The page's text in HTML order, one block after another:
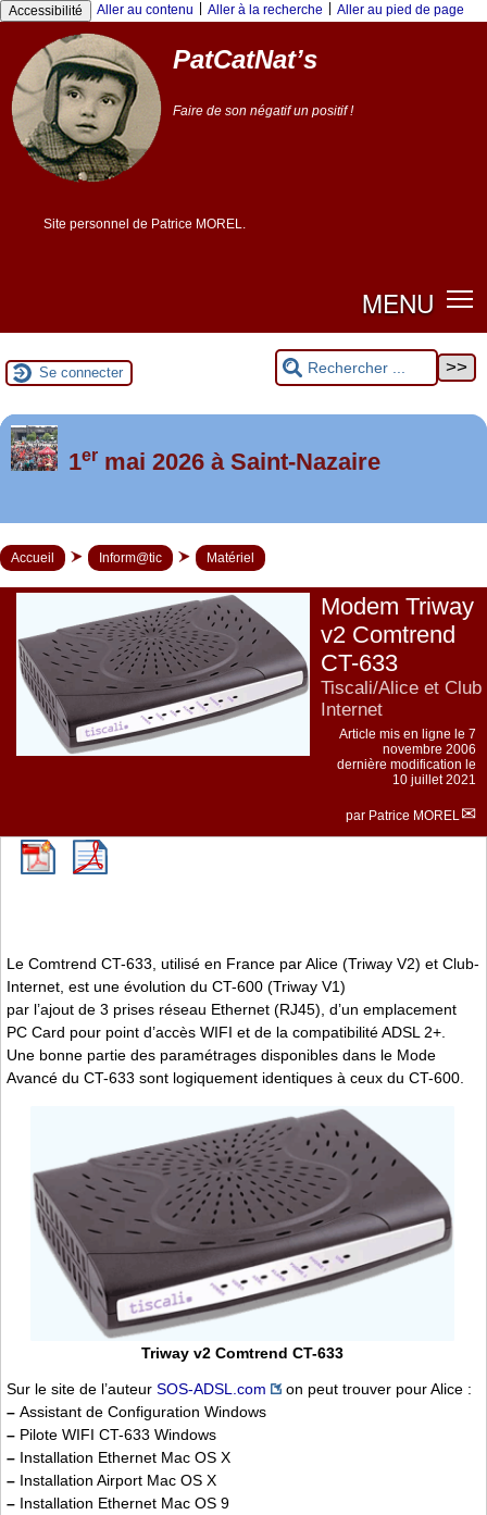
Accessibilité Aller au contenu Aller à la recherche Aller au pied de page
PatCatNat’s
Faire de son négatif un positif !
Site personnel de Patrice MOREL.
MENU
Se connecter
Foutez-nous la paix !
1ermai 2026 à Saint-Nazaire
Accueil Inform@tic Matériel
Modem Triway
v2 Comtrend
CT-633
Tiscali/Alice et Club
Internet
Article mis en ligne le 7
novembre 2006
dernière modification le
10 juillet 2021
par Patrice MOREL
Le Comtrend CT-633, utilisé en France par Alice (Triway V2) et Club-
Internet, est une évolution du CT-600 (Triway V1)
par l’ajout de 3 prises réseau Ethernet (RJ45), d’un emplacement
PC Card pour point d’accès WIFI et de la compatibilité ADSL 2+.
Une bonne partie des paramétrages disponibles dans le Mode
Avancé du CT-633 sont logiquement identiques à ceux du CT-600.
Triway v2 Comtrend CT-633
Sur le site de l’auteur SOS-ADSL.com
on peut trouver pour Alice :
– Assistant de Configuration Windows
– Pilote WIFI CT-633 Windows
– Installation Ethernet Mac OS X
– Installation Airport Mac OS X
– Installation Ethernet Mac OS 9